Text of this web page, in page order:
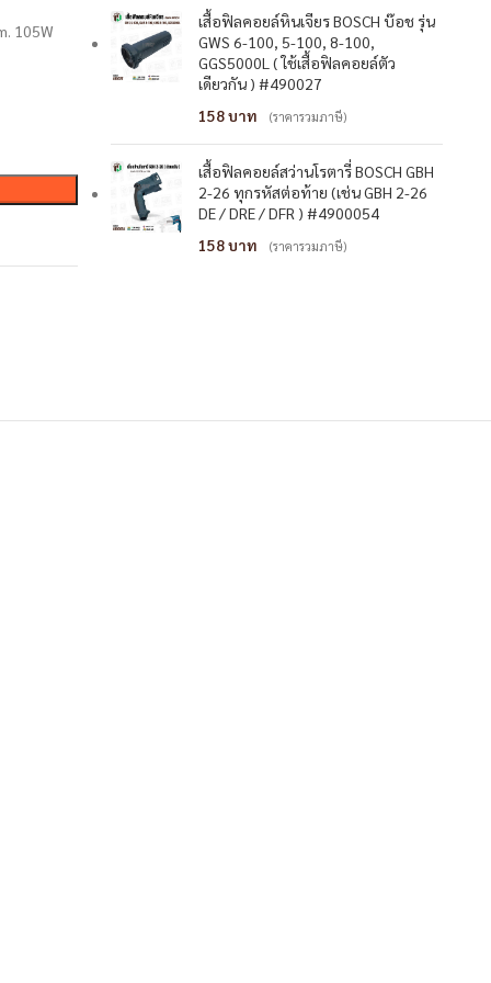
105W
เสื้อฟิลคอยล์หินเจียร BOSCH บ๊อช รุ่น
GWS 6-100, 5-100, 8-100,
GGS5000L ( ใช้เสื้อฟิลคอยล์ตัว
เดียวกัน ) #490027
158
(ราคารวมภาษี)
เสื้อฟิลคอยล์สว่านโรตารี่ BOSCH GBH
2-26 ทุกรหัสต่อท้าย (เช่น GBH 2-26
DE / DRE / DFR ) #4900054
158
(ราคารวมภาษี)